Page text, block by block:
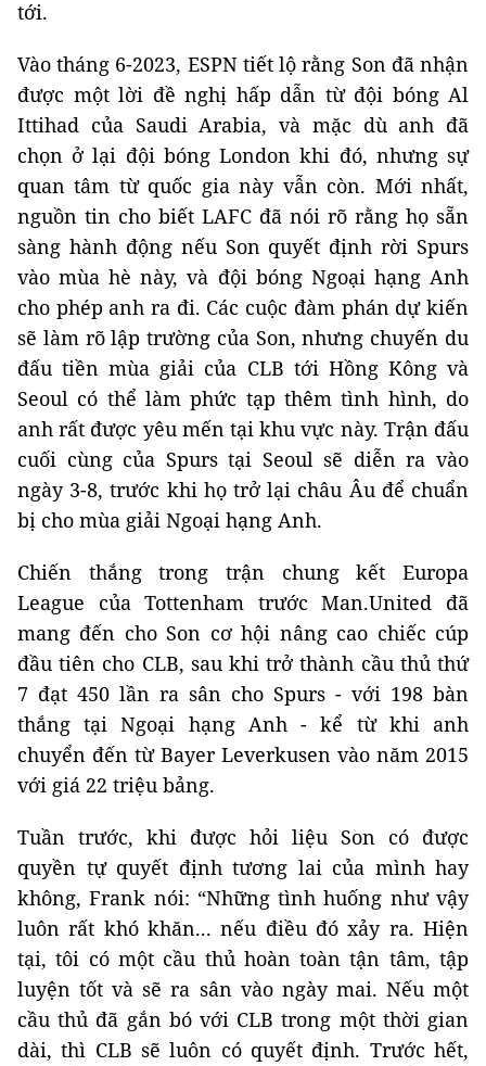
tới.
Vào tháng 6-2023, ESPN tiết lộ rằng Son đã nhận
được một lời đề nghị hấp dẫn từ đội bóng Al
Ittihad của Saudi Arabia, và mặc dù anh đã
chọn ở lại đội bóng London khi đó, nhưng sự
quan tâm từ quốc gia này vẫn còn. Mới nhất,
nguồn tin cho biết LAFC đã nói rõ rằng họ sẵn
sàng hành động nếu Son quyết định rời Spurs
vào mùa hè này, và đội bóng Ngoại hạng Anh
cho phép anh ra đi. Các cuộc đàm phán dự kiến
sẽ làm rõ lập trường của Son, nhưng chuyến du
đấu tiền mùa giải của CLB tới Hồng Kông và
Seoul có thể làm phức tạp thêm tình hình, do
anh rất được yêu mến tại khu vực này. Trận đấu
cuối cùng của Spurs tại Seoul sẽ diễn ra vào
ngày 3-8, trước khi họ trở lại châu Âu để chuẩn
bị cho mùa giải Ngoại hạng Anh.
Chiến thắng trong trận chung kết Europa
League của Tottenham trước Man.United đã
mang đến cho Son cơ hội nâng cao chiếc cúp
đầu tiên cho CLB, sau khi trở thành cầu thủ thứ
7 đạt 450 lần ra sân cho Spurs - với 198 bàn
thắng tại Ngoại hạng Anh - kể từ khi anh
chuyển đến từ Bayer Leverkusen vào năm 2015
với giá 22 triệu bảng.
Tuần trước, khi được hỏi liệu Son có được
quyền tự quyết định tương lai của mình hay
không, Frank nói: “Những tình huống như vậy
luôn rất khó khăn... nếu điều đó xảy ra. Hiện
tại, tôi có một cầu thủ hoàn toàn tận tâm, tập
luyện tốt và sẽ ra sân vào ngày mai. Nếu một
cầu thủ đã gắn bó với CLB trong một thời gian
dài, thì CLB sẽ luôn có quyết định. Trước hết,